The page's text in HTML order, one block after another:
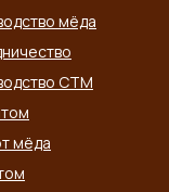
мёда
СТМ
мёда